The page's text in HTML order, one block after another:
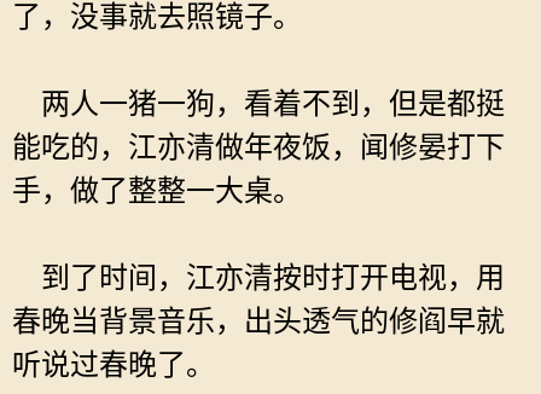
了，没事就去照镜子。
两人一猪一狗，看着不到，但是都挺
能吃的，江亦清做年夜饭，闻修晏打下
手，做了整整一大桌。
到了时间，江亦清按时打开电视，用
春晚当背景音乐，出头透气的修阎早就
听说过春晚了。